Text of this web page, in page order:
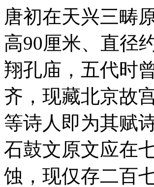
唐初在天兴三畴
高90厘米、直径
翔孔庙，五代时
齐，现藏北京故
等诗人即为其赋
石鼓文原文应在
蚀，现仅存二百